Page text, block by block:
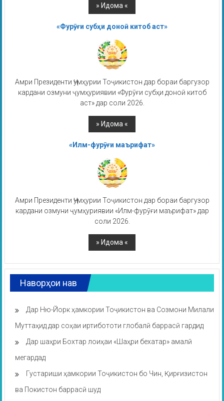
«Фурӯғи субҳи доноӣ китоб аст»
Амри Президенти Ҷумҳурии Тоҷикистон дар бораи баргузор
кардани озмуни ҷумҳуриявии «Фурӯғи субҳи доноӣ китоб
аст» дар соли 2026.
«Илм-фурӯғи маърифат»
Амри Президенти Ҷумҳурии Тоҷикистон дар бораи баргузор
кардани озмуни ҷумҳуриявии «Илм-фурӯғи маърифат» дар
соли 2026.
Наворҳои нав
Дар Ню-Йорк ҳамкории Тоҷикистон ва Созмони Милали
Муттаҳид дар соҳаи иртибототи глобалӣ баррасӣ гардид
Дар шаҳри Бохтар лоиҳаи «Шаҳри бехатар» амалӣ
мегардад
Густариши ҳамкории Тоҷикистон бо Чин, Қирғизистон
ва Покистон баррасӣ шуд